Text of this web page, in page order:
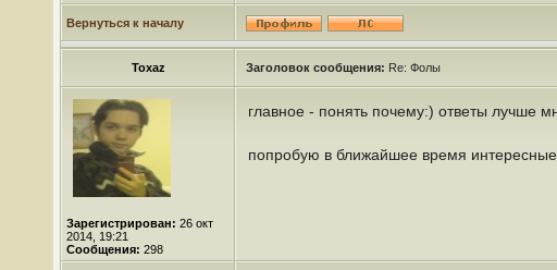
Вернуться к началу
Toxaz Заголовок сообщения: Re: Фолы
Зарегистрирован: 26 окт
2014, 19:21
Сообщения: 298
главное - понять почему:) ответы лучше
попробую в ближайшее время